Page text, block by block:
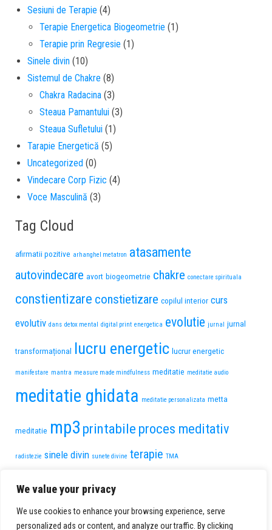
We value your privacy
We use cookies to enhance your browsing experience, serve
personalized ads or content, and analyze our traffic. By clicking
Sesiuni de Terapie (4)
Terapie Energetica Biogeometrie (1)
Terapie prin Regresie (1)
Sinele divin (10)
Sistemul de Chakre (8)
Chakra Radacina (3)
Steaua Pamantului (3)
Steaua Sufletului (1)
Tarapie Energetică (5)
Uncategorized (0)
Vindecare Corp Fizic (4)
Voce Masculină (3)
Tag Cloud
afirmatii pozitive arhanghel metatron atasamente
autovindecare avort biogeometrie chakre conectare spirituala
constientizare constietizare copilul interior curs
evolutiv dans detox mental digital print energetica evolutie jurnal jurnal
transformațional lucru energetic lucrur energetic
manifestare mantra measure made mindfulness meditatie meditatie audio
meditatie ghidata meditatie personalizata metta
meditatie mp3 printabile proces meditativ
radistezie sinele divin sunete divine terapie TMA
vindecare vindecare interioara voce feminina voce